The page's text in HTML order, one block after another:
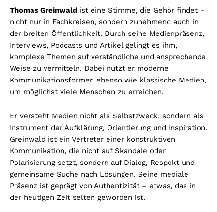
Thomas Greinwald ist eine Stimme, die Gehör findet –
nicht nur in Fachkreisen, sondern zunehmend auch in
der breiten Öffentlichkeit. Durch seine Medienpräsenz,
Interviews, Podcasts und Artikel gelingt es ihm,
komplexe Themen auf verständliche und ansprechende
Weise zu vermitteln. Dabei nutzt er moderne
Kommunikationsformen ebenso wie klassische Medien,
um möglichst viele Menschen zu erreichen.
Er versteht Medien nicht als Selbstzweck, sondern als
Instrument der Aufklärung, Orientierung und Inspiration.
Greinwald ist ein Vertreter einer konstruktiven
Kommunikation, die nicht auf Skandale oder
Polarisierung setzt, sondern auf Dialog, Respekt und
gemeinsame Suche nach Lösungen. Seine mediale
Präsenz ist geprägt von Authentizität – etwas, das in
der heutigen Zeit selten geworden ist.